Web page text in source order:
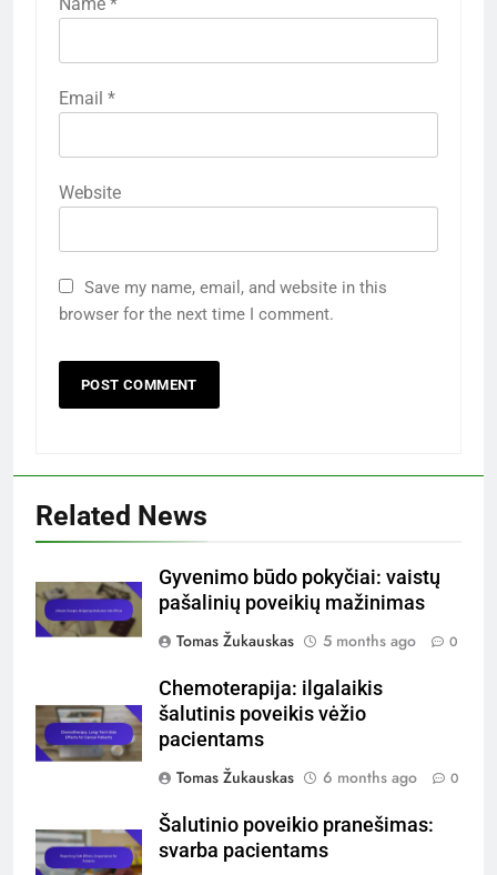
Email *
Website
Save my name, email, and website in this
browser for the next time I comment.
Related News
Gyvenimo būdo pokyčiai: vaistų
pašalinių poveikių mažinimas
Tomas Žukauskas
5 months ago 0
Chemoterapija: ilgalaikis
šalutinis poveikis vėžio
pacientams
Tomas Žukauskas
6 months ago 0
Šalutinio poveikio pranešimas:
svarba pacientams